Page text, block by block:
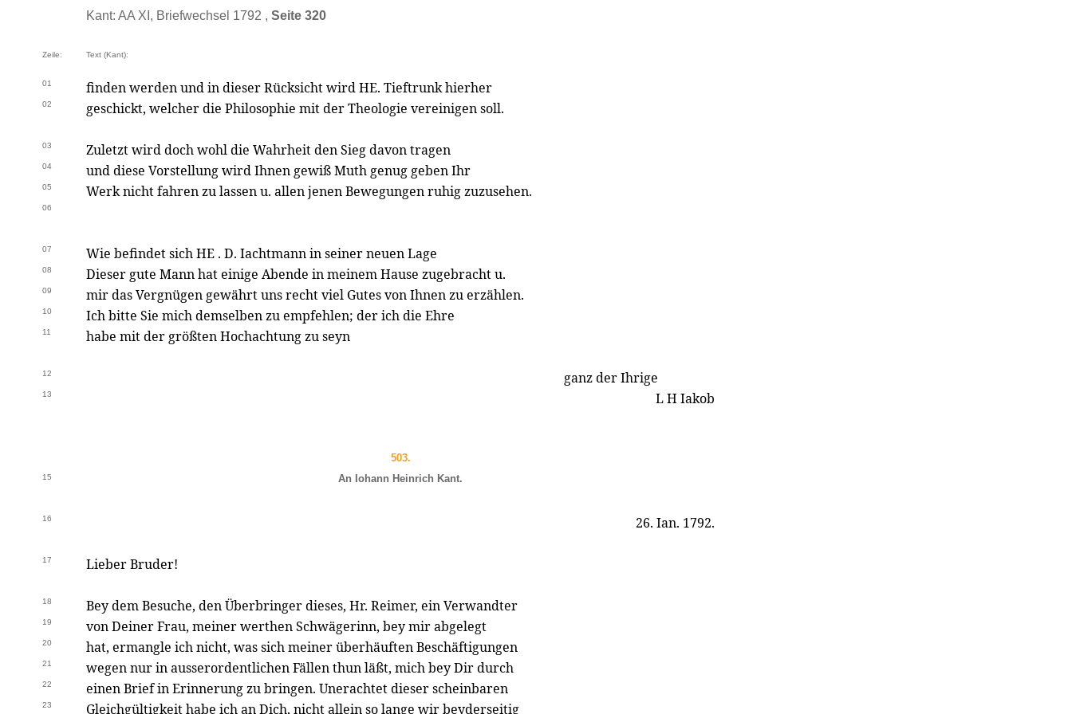
Kant: AA XI, Briefwechsel 1792 , Seite 320
Zeile: Text (Kant):
01 finden werden und in dieser Rücksicht wird HE. Tieftrunk hierher
02 geschickt, welcher die Philosophie mit der Theologie vereinigen soll.
03 Zuletzt wird doch wohl die Wahrheit den Sieg davon tragen
04 und diese Vorstellung wird Ihnen gewiß Muth genug geben Ihr
05 Werk nicht fahren zu lassen u. allen jenen Bewegungen ruhig zuzusehen.
06
07 Wie befindet sich HE . D. Iachtmann in seiner neuen Lage
08 Dieser gute Mann hat einige Abende in meinem Hause zugebracht u.
09 mir das Vergnügen gewährt uns recht viel Gutes von Ihnen zu erzählen.
10 Ich bitte Sie mich demselben zu empfehlen; der ich die Ehre
11 habe mit der größten Hochachtung zu seyn
12 ganz der Ihrige
13 L H Iakob
503.
15 An Iohann Heinrich Kant.
16 26. Ian. 1792.
17 Lieber Bruder!
18 Bey dem Besuche, den Überbringer dieses, Hr. Reimer, ein Verwandter
19 von Deiner Frau, meiner werthen Schwägerinn, bey mir abgelegt
20 hat, ermangle ich nicht, was sich meiner überhäuften Beschäftigungen
21 wegen nur in ausserordentlichen Fällen thun läßt, mich bey Dir durch
22 einen Brief in Erinnerung zu bringen. Unerachtet dieser scheinbaren
23 Gleichgültigkeit habe ich an Dich, nicht allein so lange wir beyderseitig